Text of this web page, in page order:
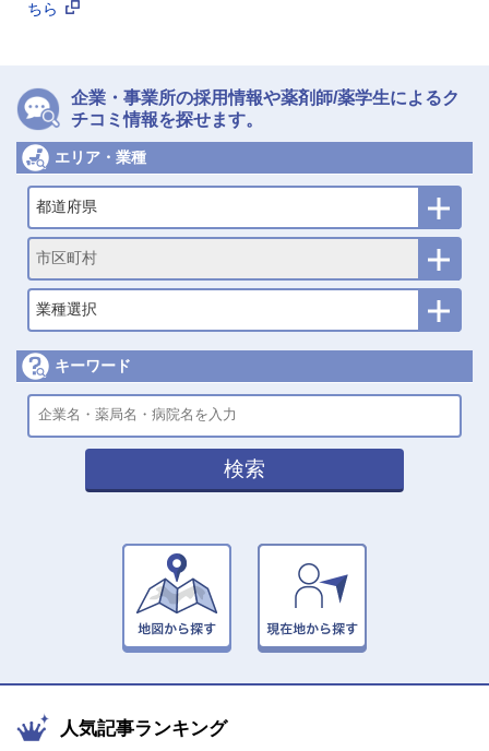
ちら
企業・事業所の採用情報や薬剤師/薬学生によるク
チコミ情報を探せます。
エリア・業種
都道府県
市区町村
業種選択
キーワード
検索
人気記事ランキング